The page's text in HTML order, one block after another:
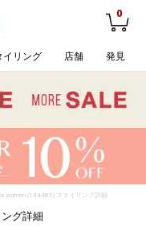
0
イリング 店舗 発見
(144485) スタイリング詳細
グ詳細